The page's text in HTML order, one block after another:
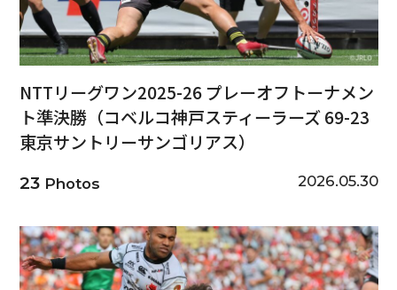
NTTリーグワン2025-26 プレーオフトーナメン
ト準決勝（コベルコ神戸スティーラーズ 69-23
東京サントリーサンゴリアス）
23Photos 2026.05.30